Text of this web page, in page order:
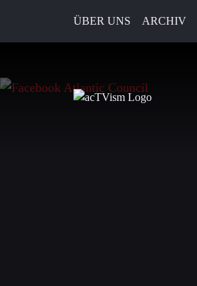
ÜBER UNS ARCHIV
24. September 2018